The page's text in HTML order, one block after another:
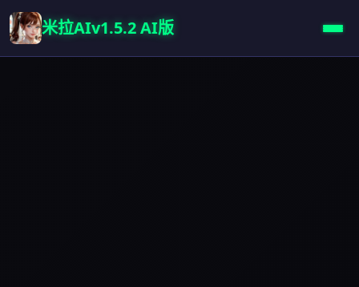
米拉AIv1.5.2 AI版